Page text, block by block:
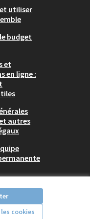
cookies
utiliser
budget
et
en ligne :
autres